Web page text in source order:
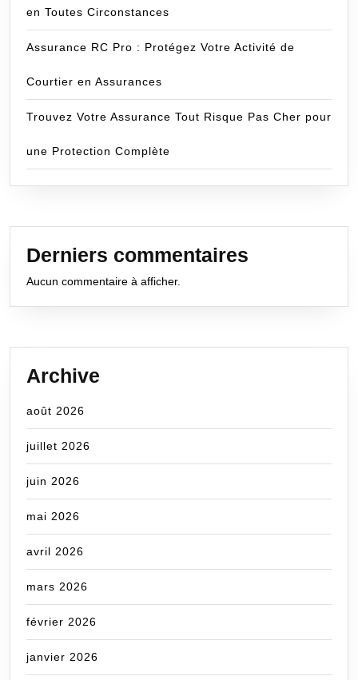
en Toutes Circonstances
Assurance RC Pro : Protégez Votre Activité de
Courtier en Assurances
Trouvez Votre Assurance Tout Risque Pas Cher pour
une Protection Complète
Derniers commentaires
Aucun commentaire à afficher.
Archive
août 2026
juillet 2026
juin 2026
mai 2026
avril 2026
mars 2026
février 2026
janvier 2026